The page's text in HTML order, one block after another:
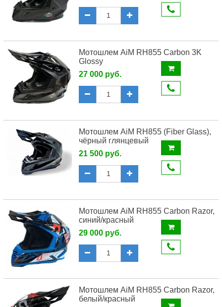
Мотошлем AiM RH855 Carbon 3K
Glossy
27 000 руб.
Мотошлем AiM RH855 (Fiber Glass),
чёрный глянцевый
21 500 руб.
Мотошлем AiM RH855 Carbon Razor,
синий/красный
29 000 руб.
Мотошлем AiM RH855 Carbon Razor,
белый/красный